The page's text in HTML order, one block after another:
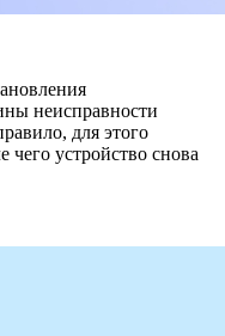
неисправности
для этого
чего устройство снова